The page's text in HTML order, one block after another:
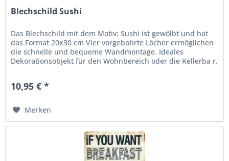
Blechschild Sushi
Das Blechschild mit dem Motiv: Sushi ist gewölbt und hat
das Format 20x30 cm Vier vorgebohrte Löcher ermöglichen
die schnelle und bequeme Wandmontage. Ideales
Dekorationsobjekt für den Wohnbereich oder die Kellerba r.
10,95 € *
Merken